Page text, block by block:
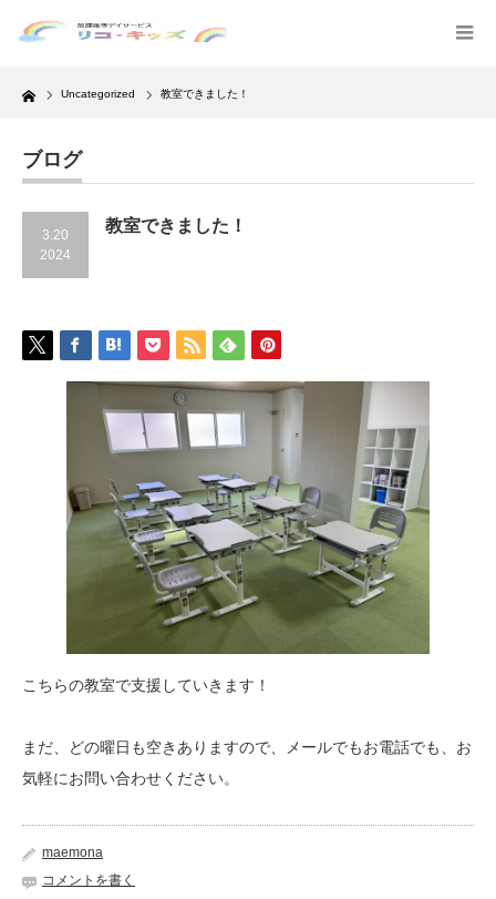
Home Uncategorized 教室できました！
ブログ
3.20
2024
教室できました！
こちらの教室で支援していきます！
まだ、どの曜日も空きありますので、メールでもお電話でも、お
気軽にお問い合わせください。
maemona
コメントを書く